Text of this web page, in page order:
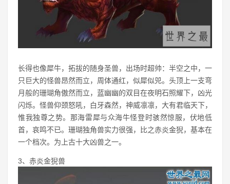
长得也像犀牛，拓拔的随身圣兽，出场时超帅：半空之中，一
只巨大的怪兽昂然而立，周体通红，似犀似兕。头顶上一支弯
月般的珊瑚角傲然而立，蓝幽幽的双目在夜明石照耀下，凶光
闪烁。怪兽仰颈怒吼，白牙森然，神威凛凛，大有君临天下，
惟我独尊之势。那海雷犀与众海牛怪登时骇然惊服，伏地低
首，哀鸣不已。珊瑚独角兽实力很强，比之赤炎金猊，基本在
一个档次。为上古十大凶兽之一。
3、赤炎金猊兽